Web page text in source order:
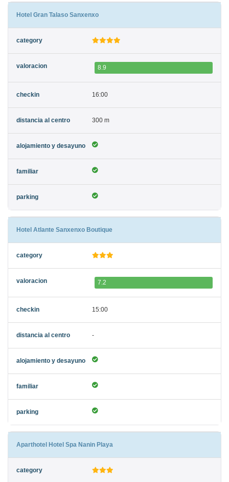
Hotel Gran Talaso Sanxenxo
8.9
16:00
300 m
Hotel Atlante Sanxenxo Boutique
7.2
15:00
-
Aparthotel Hotel Spa Nanin Playa